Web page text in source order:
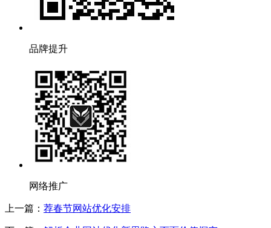
品牌提升
网络推广
上一篇： 荐春节网站优化安排